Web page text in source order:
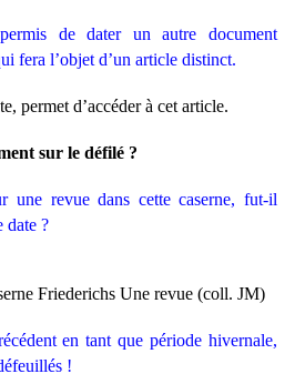
de dater un autre document
fera l’objet d’un article distinct.
permet d’accéder à cet article.
sur le défilé ?
une revue dans cette caserne, fut-il
date ?
Friederichs Une revue (coll. JM)
en tant que période hivernale,
!